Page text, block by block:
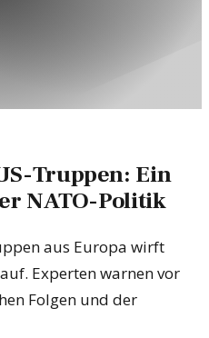
Truppen: Ein
NATO-Politik
aus Europa wirft
Experten warnen vor
Folgen und der